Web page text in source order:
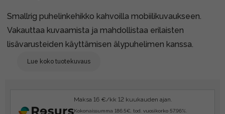
Smallrig puhelinkehikko kahvoilla mobiilikuvaukseen.
Vakauttaa kuvaamista ja mahdollistaa erilaisten
lisävarusteiden käyttämisen älypuhelimen kanssa.
Lue koko tuotekuvaus
Maksa 16 €/kk 12 kuukauden ajan.
Kokonaissumma 186.5€, tod. vuosikorko 57.96%.